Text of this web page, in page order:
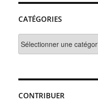
CATÉGORIES
CONTRIBUER